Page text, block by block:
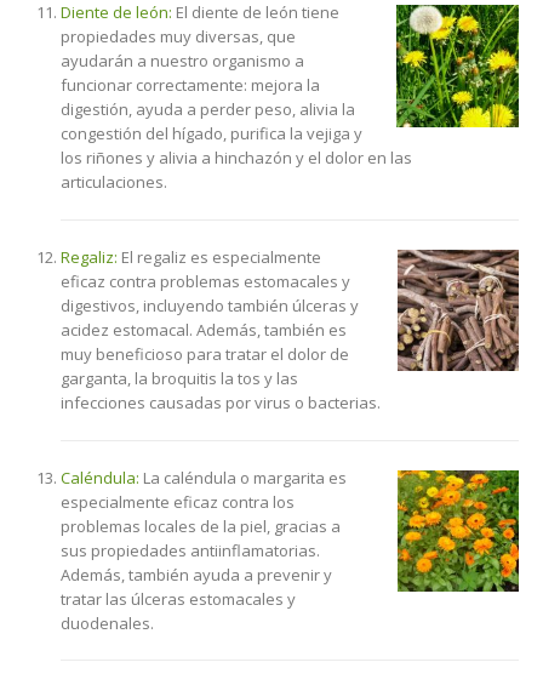
Diente de león: El diente de león tiene
propiedades muy diversas, que
ayudarán a nuestro organismo a
funcionar correctamente: mejora la
digestión, ayuda a perder peso, alivia la
congestión del hígado, purifica la vejiga y
los riñones y alivia a hinchazón y el dolor en las
articulaciones.
Regaliz: El regaliz es especialmente
eficaz contra problemas estomacales y
digestivos, incluyendo también úlceras y
acidez estomacal. Además, también es
muy beneficioso para tratar el dolor de
garganta, la broquitis la tos y las
infecciones causadas por virus o bacterias.
Caléndula: La caléndula o margarita es
especialmente eficaz contra los
problemas locales de la piel, gracias a
sus propiedades antiinflamatorias.
Además, también ayuda a prevenir y
tratar las úlceras estomacales y
duodenales.